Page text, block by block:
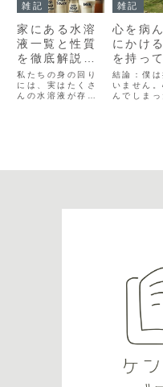
雑記
家にある水溶
液一覧と性質
を徹底解説！
酸性・中性・
アルカリ性の
違い
私たちの身の回り
には、実はたくさ
んの水溶液が存在
は、家にある水溶
違いや特徴につい
雑記
心を病
にかけ
を持っ
すか？
結論：僕は
いません
んでしまっ
す。ただ
前から、